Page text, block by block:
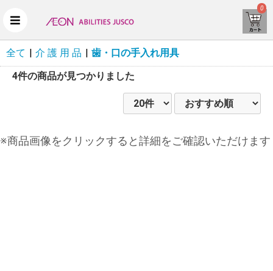
0
全て | 介 護 用 品 | 歯・口の手入れ用具
4件の商品が見つかりました
※商品画像をクリックすると詳細をご確認いただけます